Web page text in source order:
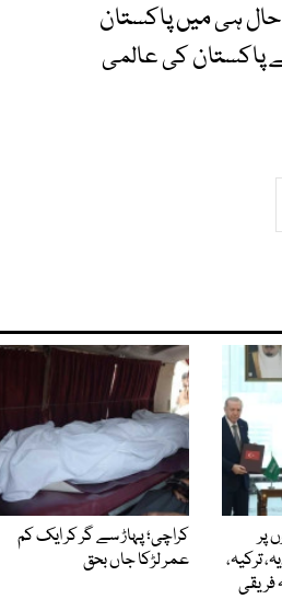
ہی میں پاکستان
پاکستان کی عالمی
پر
ترکیہ،
فریقی
کراچی؛ پہاڑ سے گر کر ایک کم
عمر لڑکا جاں بحق